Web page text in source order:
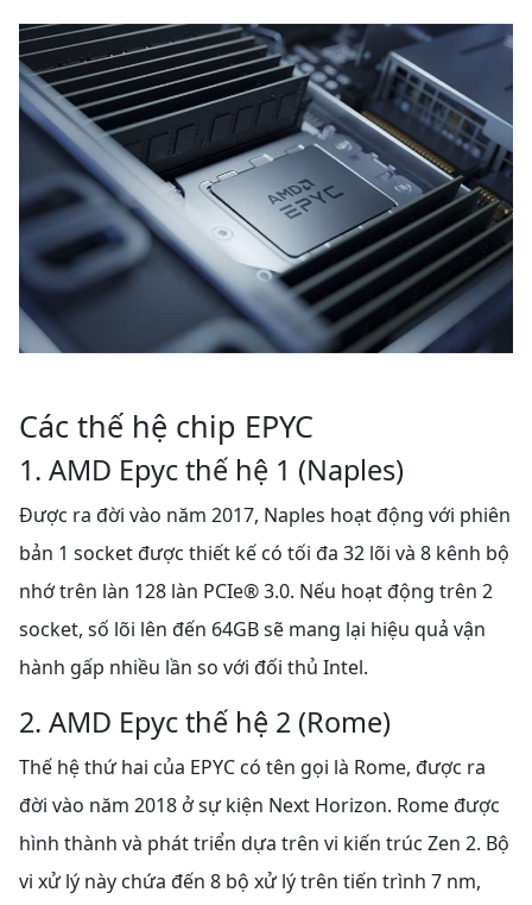
Các thế hệ chip EPYC
1. AMD Epyc thế hệ 1 (Naples)
Được ra đời vào năm 2017, Naples hoạt động với phiên
bản 1 socket được thiết kế có tối đa 32 lõi và 8 kênh bộ
nhớ trên làn 128 làn PCIe® 3.0. Nếu hoạt động trên 2
socket, số lõi lên đến 64GB sẽ mang lại hiệu quả vận
hành gấp nhiều lần so với đối thủ Intel.
2. AMD Epyc thế hệ 2 (Rome)
Thế hệ thứ hai của EPYC có tên gọi là Rome, được ra
đời vào năm 2018 ở sự kiện Next Horizon. Rome được
hình thành và phát triển dựa trên vi kiến ​​trúc Zen 2. Bộ
vi xử lý này chứa đến 8 bộ xử lý trên tiến trình 7 nm,